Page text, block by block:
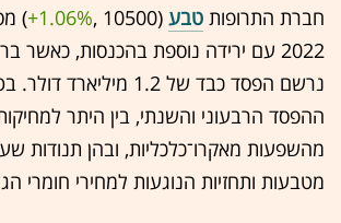
חברת התרופות טבע (10500 ,‎
+1.06%
‏)
2022 עם ירידה נוספת בהכנסות, כאשר
נרשם הפסד כבד של 1.2
ההפסד הרבעוני והשנתי, בין היתר
מהשפעות מאקרו־כלכליות, ובהן תנודות
מטבעות ותחזיות הנוגעות למחירי חומרי